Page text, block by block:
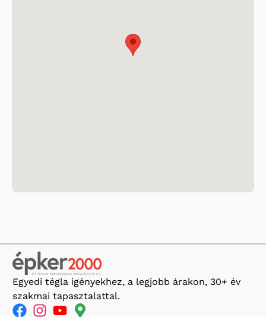
Egyedi tégla igényekhez, a legjobb árakon, 30+ év
szakmai tapasztalattal.